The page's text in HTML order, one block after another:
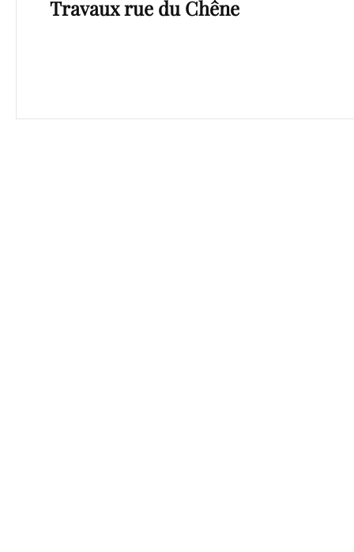
Post
Travaux rue du Chêne